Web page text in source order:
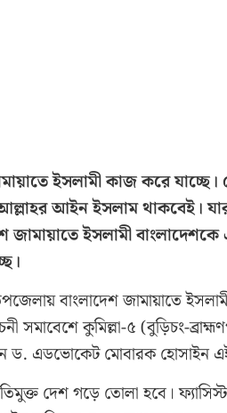
ইসলামী কাজ করে যাচ্ছে।
আইন ইসলাম থাকবেই।
ইসলামী
বাংলাদেশ জামায়াতে
সমাবেশে কুমিল্লা-৫ (বুড়িচং-
ড. এডভোকেট মোবারক হোসাইন
দেশ গড়ে তোলা হবে।